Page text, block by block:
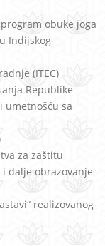
obuke joga
Indijskog
(ITEC)
Republike
umetnošću sa
za zaštitu
dalje obrazovanje
realizovanog